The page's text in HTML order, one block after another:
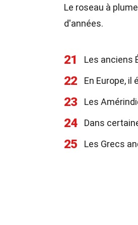
Le roseau à
d'années.
21 Les anciens
22 En Europe,
23 Les
24 Dans
25 Les Grecs